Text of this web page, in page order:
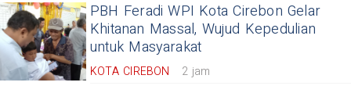
PBH Feradi WPI Kota Cirebon Gelar
Khitanan Massal, Wujud Kepedulian
untuk Masyarakat
KOTA CIREBON 2 jam